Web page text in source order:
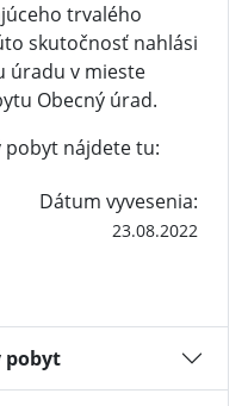
trvalého
skutočnosť nahlási
úradu v mieste
Obecný úrad.
pobyt nájdete tu:
Dátum vyvesenia:
23.08.2022
pobyt